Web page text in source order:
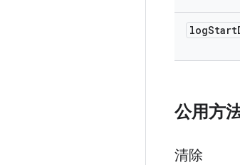
logStart
公用方
清除